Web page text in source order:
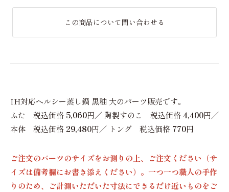
この商品について問い合わせる
IH対応ヘルシー蒸し鍋 黒釉 大のパーツ販売です。
ふた 税込価格 5,060円／ 陶製すのこ 税込価格4,400円／
本体 税込価格29,480円／ トング 税込価格 770円
ご注文のパーツのサイズをお測りの上、ご注文ください（サ
イズは備考欄にお書き添えください）。一つ一つ職人の手作
りのため、ご計測いただいた寸法にできるだけ近いものをご